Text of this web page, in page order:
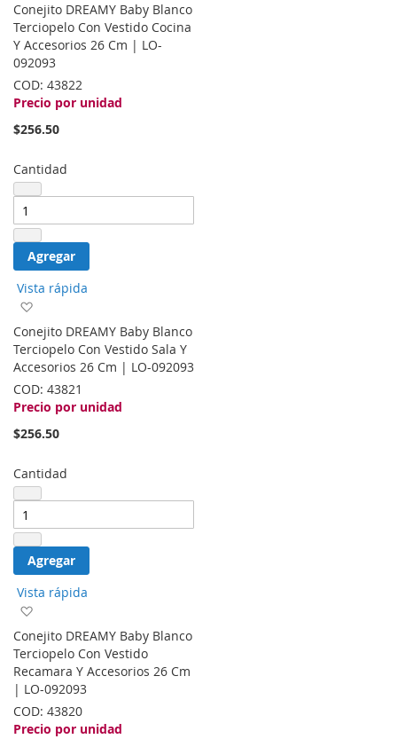
la
lista
de
deseos
Conejito DREAMY Baby Blanco
Terciopelo Con Vestido Cocina
Y Accesorios 26 Cm | LO-
092093
COD: 43822
Precio por unidad
$256.50
Cantidad
Agregar
Vista rápida
la
lista
de
deseos
Conejito DREAMY Baby Blanco
Terciopelo Con Vestido Sala Y
Accesorios 26 Cm | LO-092093
COD: 43821
Precio por unidad
$256.50
Cantidad
Agregar
Vista rápida
la
lista
de
deseos
Conejito DREAMY Baby Blanco
Terciopelo Con Vestido
Recamara Y Accesorios 26 Cm
| LO-092093
COD: 43820
Precio por unidad